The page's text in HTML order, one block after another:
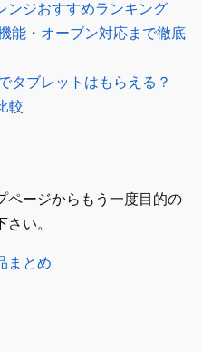
ンジおすすめランキング
能・オーブン対応まで徹底
タブレットはもらえる？
較
ページからもう一度目的の
い。
まとめ